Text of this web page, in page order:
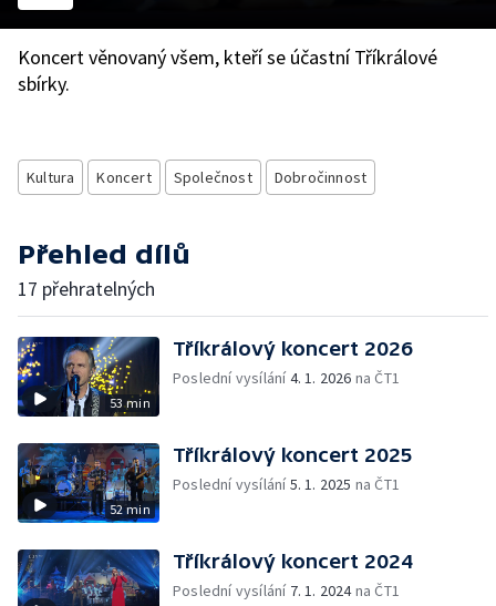
Koncert věnovaný všem, kteří se účastní Tříkrálové
sbírky.
Kultura Koncert Společnost Dobročinnost
Přehled dílů
17 přehratelných
53 min
Tříkrálový koncert 2026
Poslední vysílání4. 1. 2026 na ČT1
52 min
Tříkrálový koncert 2025
Poslední vysílání5. 1. 2025 na ČT1
Tříkrálový koncert 2024
Poslední vysílání 7. 1. 2024na ČT1